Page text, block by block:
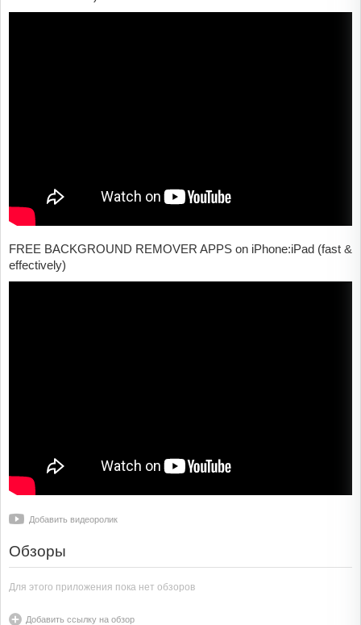
FREE BACKGROUND REMOVER APPS on iPhone:iPad (fast &
effectively)
Добавить видеоролик
Обзоры
Для этого приложения пока нет обзоров
Добавить ссылку на обзор